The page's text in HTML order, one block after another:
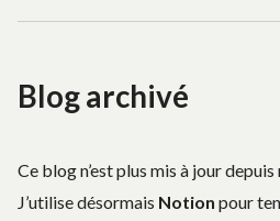
Blog archivé
Ce blog n’est plus mis à jour depuis
J’utilise désormais Notion pour